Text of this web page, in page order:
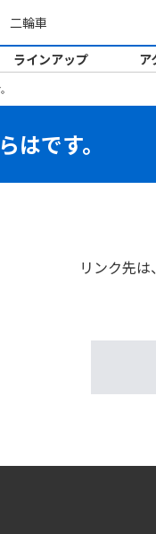
二輪車
ラインアップ ア
はです。
リンク先